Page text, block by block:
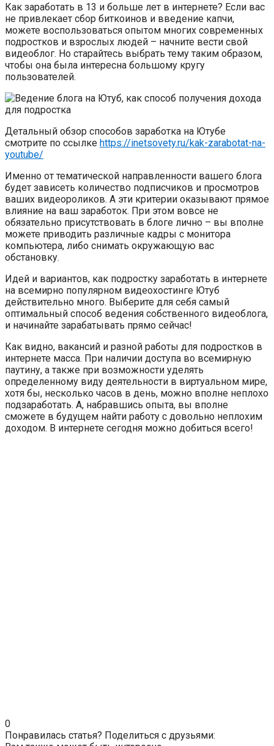
Как заработать в 13 и больше лет в интернете? Если вас
не привлекает сбор биткоинов и введение капчи,
можете воспользоваться опытом многих современных
подростков и взрослых людей – начните вести свой
видеоблог. Но старайтесь выбрать тему таким образом,
чтобы она была интересна большому кругу
пользователей.
Детальный обзор способов заработка на Ютубе
смотрите по ссылке https://inetsovety.ru/kak-zarabotat-na-
youtube/
Именно от тематической направленности вашего блога
будет зависеть количество подписчиков и просмотров
ваших видеороликов. А эти критерии оказывают прямое
влияние на ваш заработок. При этом вовсе не
обязательно присутствовать в блоге лично – вы вполне
можете приводить различные кадры с монитора
компьютера, либо снимать окружающую вас
обстановку.
Идей и вариантов, как подростку заработать в интернете
на всемирно популярном видеохостинге Ютуб
действительно много. Выберите для себя самый
оптимальный способ ведения собственного видеоблога,
и начинайте зарабатывать прямо сейчас!
Как видно, вакансий и разной работы для подростков в
интернете масса. При наличии доступа во всемирную
паутину, а также при возможности уделять
определенному виду деятельности в виртуальном мире,
хотя бы, несколько часов в день, можно вполне неплохо
подзаработать. А, набравшись опыта, вы вполне
сможете в будущем найти работу с довольно неплохим
доходом. В интернете сегодня можно добиться всего!
0
Понравилась статья? Поделиться с друзьями: